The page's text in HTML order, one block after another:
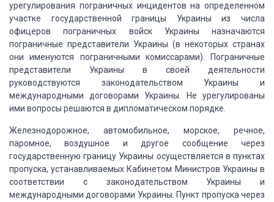
урегулирования пограничных инцидентов на определенном
участке государственной границы Украины из числа
офицеров пограничных войск Украины назначаются
пограничные представители Украины (в некоторых странах
они именуются пограничными комиссарами).
Пограничные
представители Украины в своей деятельности
руководствуются законодательством Украины и
международными договорами Украины.
Не урегулированы
ими вопросы решаются в дипломатическом порядке.
Железнодорожное, автомобильное, морское, речное,
паромное, воздушное и другое сообщение через
государственную границу Украины осуществляется в пунктах
пропуска, устанавливаемых Кабинетом Министров Украины в
соответствии с законодательством Украины и
международными договорами Украины. Пункт пропуска через